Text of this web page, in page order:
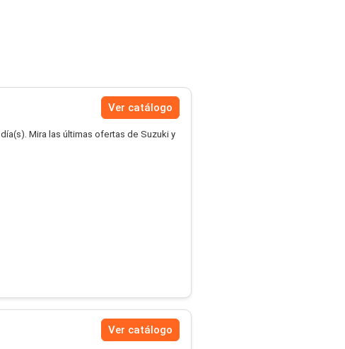
Ver catálogo
día(s). Mira las últimas ofertas de Suzuki y
Ver catálogo